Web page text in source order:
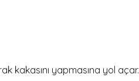
kakasını yapmasına yol açar.